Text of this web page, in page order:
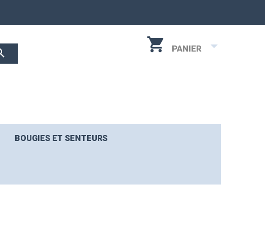
PANIER
BOUGIES ET SENTEURS